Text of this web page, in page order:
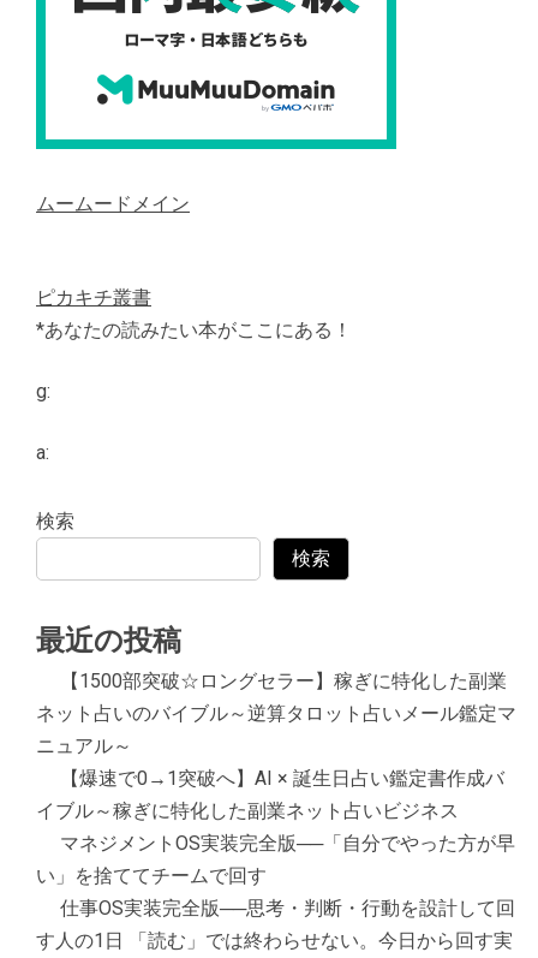
ムームードメイン
ピカキチ叢書
*あなたの読みたい本がここにある！
g:
a:
検索
検索
最近の投稿
【1500部突破☆ロングセラー】稼ぎに特化した副業
ネット占いのバイブル～逆算タロット占いメール鑑定マ
ニュアル～
【爆速で0→1突破へ】AI × 誕生日占い鑑定書作成バ
イブル～稼ぎに特化した副業ネット占いビジネス
マネジメントOS実装完全版──「自分でやった方が早
い」を捨ててチームで回す
仕事OS実装完全版──思考・判断・行動を設計して回
す人の1日 「読む」では終わらせない。今日から回す実